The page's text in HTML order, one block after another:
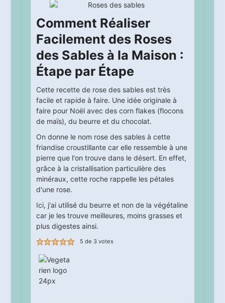
Comment Réaliser
Facilement des Roses
des Sables à la Maison :
Étape par Étape
Cette recette de rose des sables est très
facile et rapide à faire. Une idée originale à
faire pour Noël avec des corn flakes (flocons
de maïs), du beurre et du chocolat.
On donne le nom rose des sables à cette
friandise croustillante car elle ressemble à une
pierre que l'on trouve dans le désert. En effet,
grâce à la cristallisation particulière des
minéraux, cette roche rappelle les pétales
d'une rose.
Ici, j'ai utilisé du beurre et non de la végétaline
car je les trouve meilleures, moins grasses et
plus digestes ainsi.
5 de 3votes